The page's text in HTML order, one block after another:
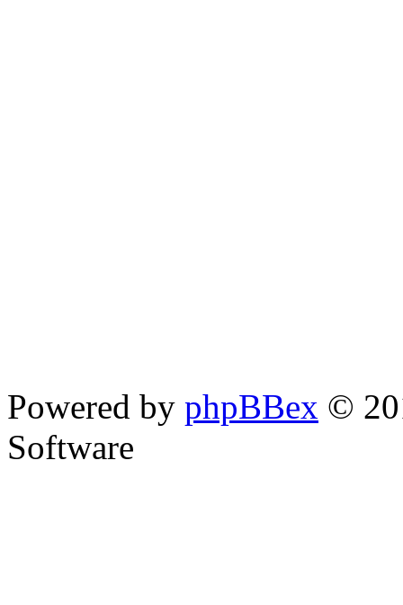
Powered by phpBBex ©
Software